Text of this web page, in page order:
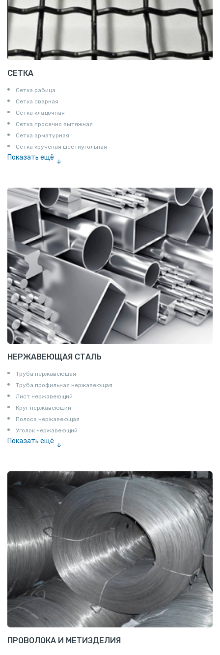
СЕТКА
Сетка рабица
Сетка сварная
Сетка кладочная
Сетка просечно вытяжная
Сетка арматурная
Сетка крученая шестиугольная
Показать ещё
НЕРЖАВЕЮЩАЯ СТАЛЬ
Труба нержавеюшая
Труба профильная нержавеющая
Лист нержавеющий
Круг нержавеющий
Полоса нержавеющая
Уголок нержавеющий
Показать ещё
ПРОВОЛОКА И МЕТИЗДЕЛИЯ